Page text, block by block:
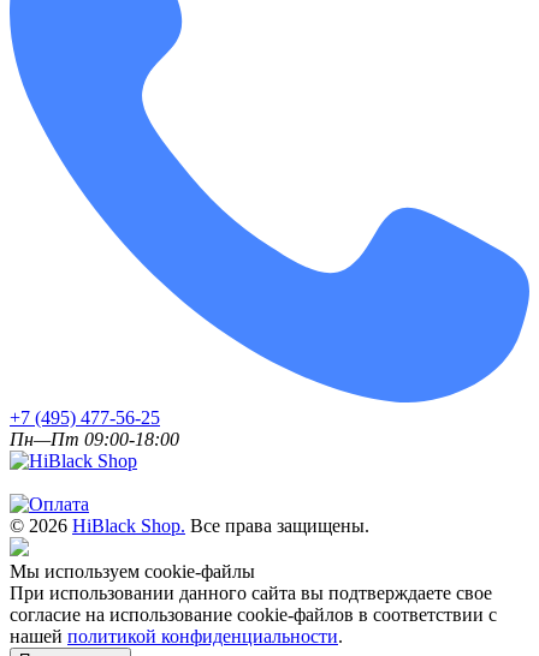
+7 (495) 477-56-25
Пн—Пт 09:00-18:00
© 2026 HiBlack Shop. Все права защищены.
Мы используем cookie-файлы
При использовании данного сайта вы подтверждаете свое
согласие на использование cookie-файлов в соответствии с
нашей политикой конфиденциальности.